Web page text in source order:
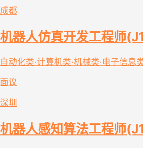
成都
机器人仿真开发工程师
自动化类·计算机类·机械类·电子信息
面议
深圳
机器人感知算法工程师